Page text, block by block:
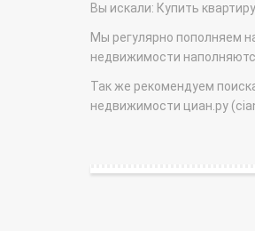
Вы искали: Купить
Мы регулярно пополняем
недвижимости
Так же рекомендуем
недвижимости циан.ру